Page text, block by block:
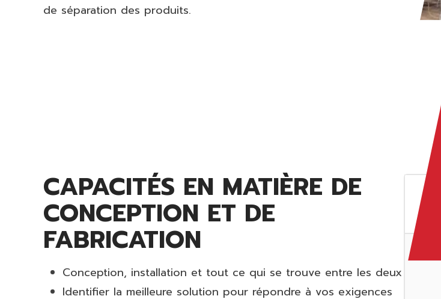
de séparation des produits.
CAPACITÉS EN MATIÈRE DE
CONCEPTION ET DE
FABRICATION
Conception, installation et tout ce qui se trouve entre les deux
Identifier la meilleure solution pour répondre à vos exigences